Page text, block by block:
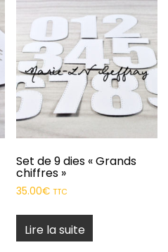
Set de 9 dies « Grands
chiffres »
35.00€ TTC
Lire la suite